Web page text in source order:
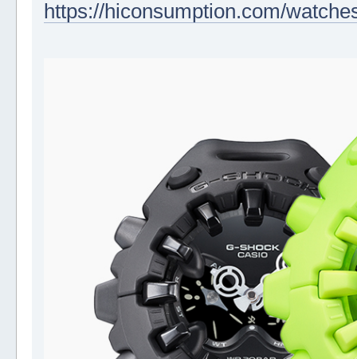
https://hiconsumption.com/